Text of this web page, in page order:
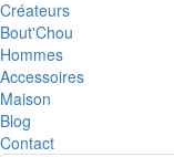
Créateurs
Bout'Chou
Hommes
Accessoires
Maison
Blog
Contact